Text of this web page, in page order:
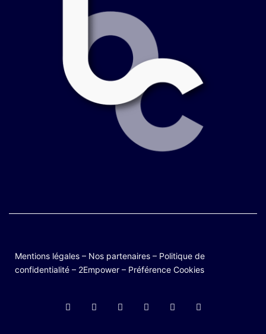
Mentions légales – Nos partenaires – Politique de
confidentialité – 2Empower – Préférence Cookies